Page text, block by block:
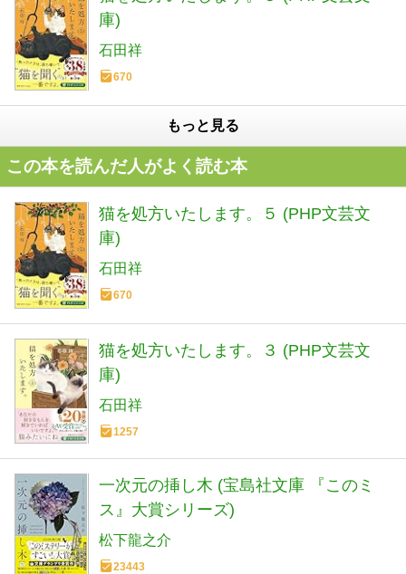
庫)
石田祥
670
もっと見る
この本を読んだ人がよく読む本
猫を処方いたします。５ (PHP文芸文
庫)
石田祥
670
猫を処方いたします。３ (PHP文芸文
庫)
石田祥
1257
一次元の挿し木 (宝島社文庫 『このミ
ス』大賞シリーズ)
松下龍之介
23443